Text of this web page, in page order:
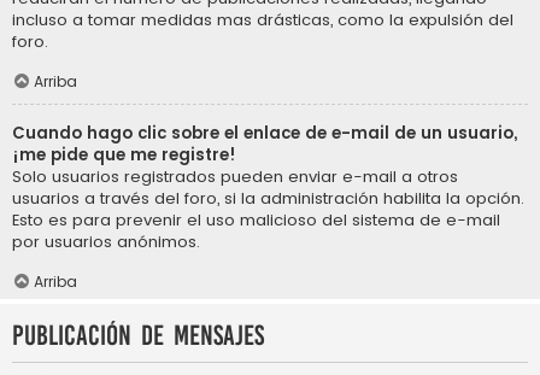
incluso a tomar medidas mas drásticas, como la expulsión del
foro.
Arriba
Cuando hago clic sobre el enlace de e-mail de un usuario,
¡me pide que me registre!
Solo usuarios registrados pueden enviar e-mail a otros
usuarios a través del foro, si la administración habilita la opción.
Esto es para prevenir el uso malicioso del sistema de e-mail
por usuarios anónimos.
Arriba
Publicación de mensajes